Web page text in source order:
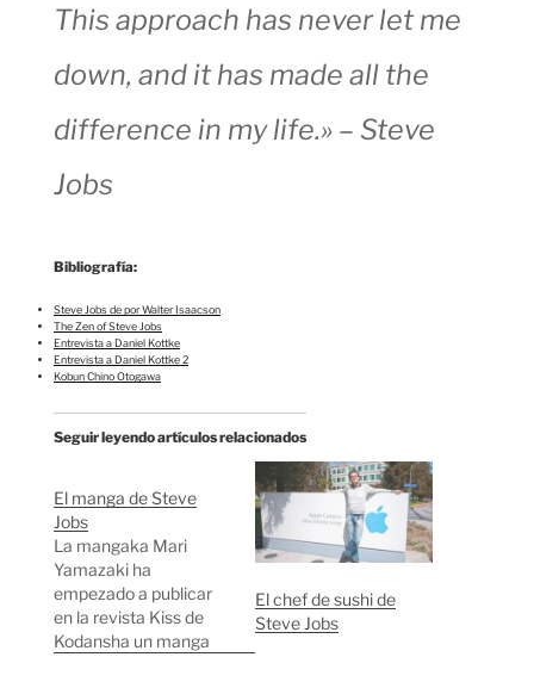
This approach has never let me
down, and it has made all the
difference in my life.» – Steve
Jobs
Bibliografía:
Steve Jobs de por Walter Isaacson
The Zen of Steve Jobs
Entrevista a Daniel Kottke
Entrevista a Daniel Kottke 2
Kobun Chino Otogawa
Seguir leyendo artículos relacionados
El manga de Steve
Jobs
La mangaka Mari
Yamazaki ha
empezado a publicar
en la revista Kiss de
Kodansha un manga
El chef de sushi de
Steve Jobs